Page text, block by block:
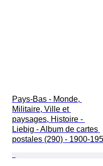
Pays-Bas - Monde,
Militaire, Ville et
paysages, Histoire -
Liebig - Album de cartes
postales (290) - 1900-